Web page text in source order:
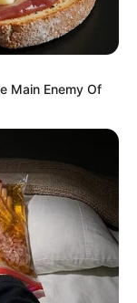
Main Enemy Of